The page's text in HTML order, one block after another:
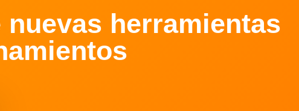
herramientas